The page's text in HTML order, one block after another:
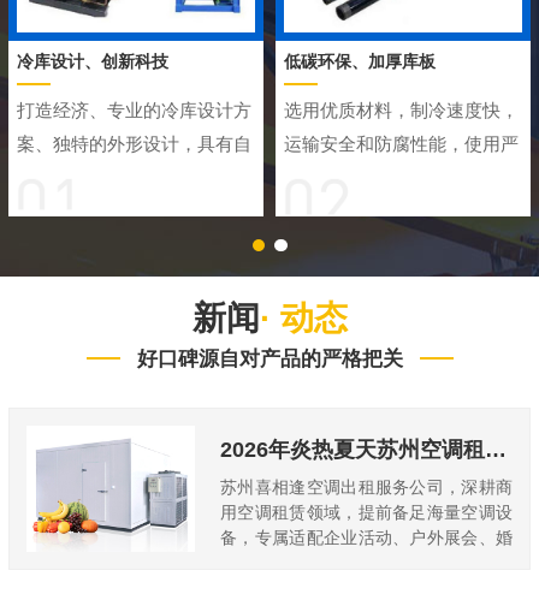
冷库设计、创新科技
打造经济、专业的冷库设计方
案、独特的外形设计，具有自
低碳环保、加厚库板
选用优质材料，制冷速度快，
运输安全和防腐性能，使用严
经久耐用
新闻· 动态
好口碑源自对产品的严格把关
2026年炎热夏天苏州空调租赁服务商热门推荐
苏州喜相逢空调出租服务公司，深耕商
用空调租赁领域，提前备足海量空调设
备，专属适配企业活动、户外展会、婚